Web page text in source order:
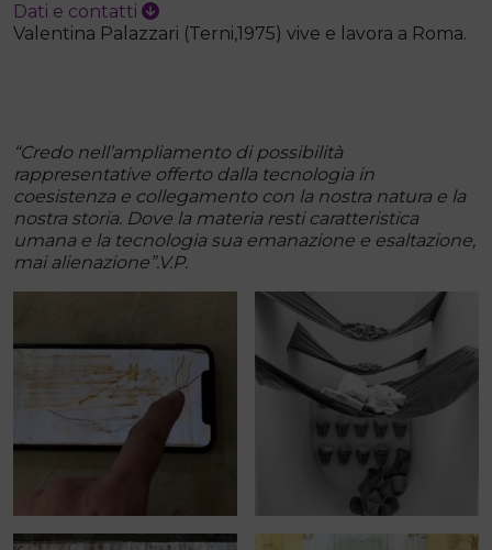
Dati e contatti
Valentina Palazzari (Terni,1975) vive e lavora a Roma.
“Credo nell’ampliamento di possibilità
rappresentative offerto dalla tecnologia in
coesistenza e collegamento con la nostra natura e la
nostra storia. Dove la materia resti caratteristica
umana e la tecnologia sua emanazione e esaltazione,
mai alienazione”.V.P.